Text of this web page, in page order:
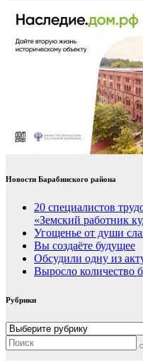
Новости Барабинского района
20 специалистов
«Земский работник
Угощенье от души
Вы создаёте будущее
Обсудили одну из
Выросло количество
Рубрики
Рубрики